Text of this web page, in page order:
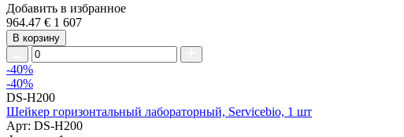
Добавить в избранное
964.47 € 1 607
В корзину
-40%
-40%
DS-H200
Шейкер горизонтальный лабораторный, Servicebio, 1 шт
Арт: DS-H200